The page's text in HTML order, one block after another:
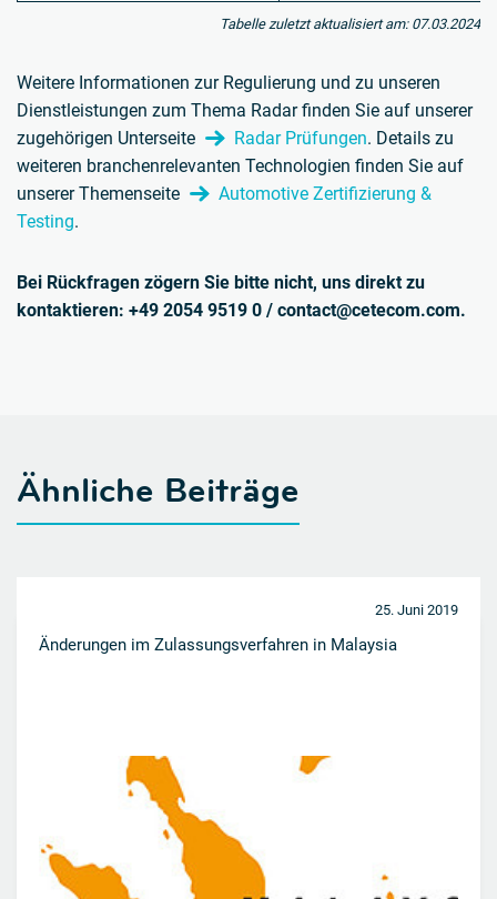
Tabelle zuletzt aktualisiert am: 07.03.2024
Weitere Informationen zur Regulierung und zu unseren
Dienstleistungen zum Thema Radar finden Sie auf unserer
zugehörigen Unterseite
Radar Prüfungen. Details zu
weiteren branchenrelevanten Technologien finden Sie auf
unserer Themenseite
Automotive Zertifizierung &
Testing.
Bei Rückfragen zögern Sie bitte nicht, uns direkt zu
kontaktieren: +49 2054 9519 0 / contact@cetecom.com.
Ähnliche Beiträge
25. Juni 2019
Änderungen im Zulassungsverfahren in Malaysia